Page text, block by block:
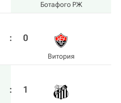
Ботафого РЖ
: 0
Витория
: 1